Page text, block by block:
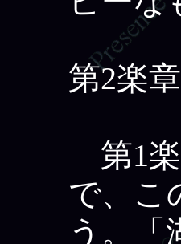
第2楽
第1楽
で、こ
う。「